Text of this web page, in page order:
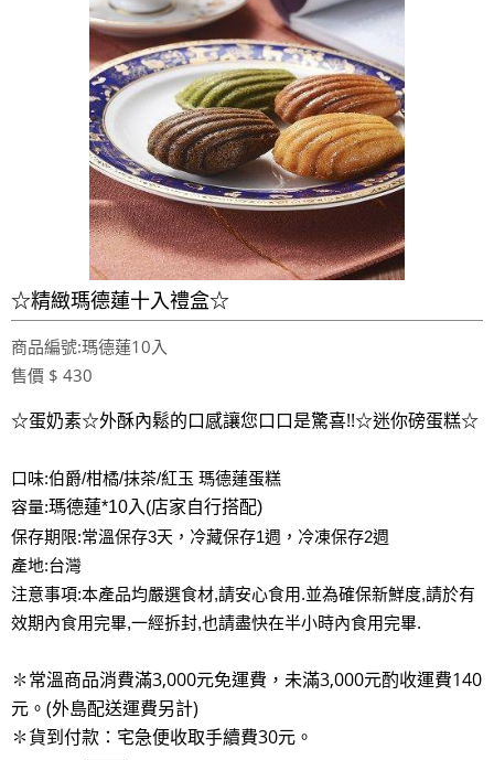
☆精緻瑪德蓮十入禮盒☆
商品編號:瑪德蓮10入
售價 $ 430
☆蛋奶素☆外酥內鬆的口感讓您口口是驚喜!!☆迷你磅蛋糕☆
口味:伯爵/柑橘/抹茶/紅玉 瑪德蓮蛋糕
容量:瑪德蓮*10入(店家自行搭配)
保存期限:常溫保存3天， 冷藏保存1週 ， 冷凍保存2週
產地:台灣
注意事項:本產品均嚴選食材,請安心食用.並為確保新鮮度,請於有
效期內食用完畢,一經拆封,也請盡快在半小時內食用完畢.
✽常溫商品消費滿3,000元免運費，未滿3,000元酌收運費140
元。(外島配送運費另計)
✽貨到付款：宅急便收取手續費30元 。